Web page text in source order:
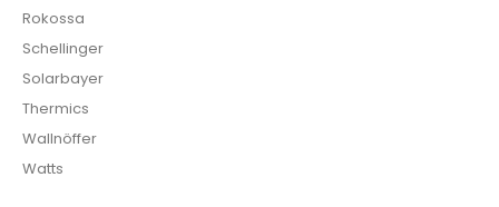
Rokossa
Schellinger
Solarbayer
Thermics
Wallnöffer
Watts